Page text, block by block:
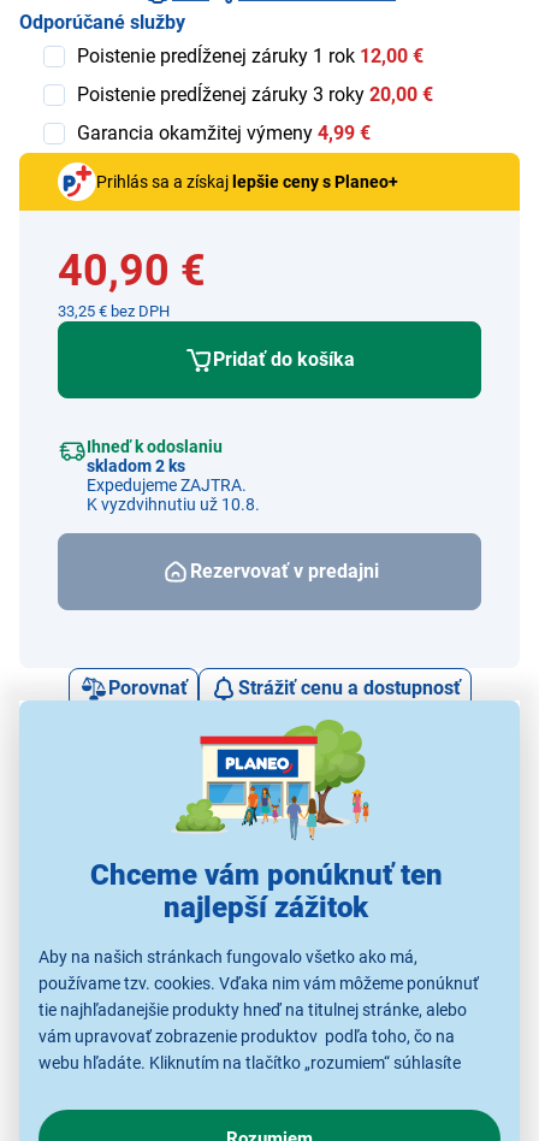
Chceme vám ponúknuť ten
najlepší zážitok
Aby na našich stránkach fungovalo všetko ako má,
používame tzv. cookies. Vďaka nim vám môžeme ponúknuť
tie najhľadanejšie produkty hneď na titulnej stránke, alebo
vám upravovať zobrazenie produktov podľa toho, čo na
webu hľadáte. Kliknutím na tlačítko „rozumiem“ súhlasíte
o chovaní na webe pre zobrazovaní cielených reklám.
Odporúčané služby
Poistenie predĺženej záruky 1 rok 12,00 €
Poistenie predĺženej záruky 3 roky 20,00 €
Garancia okamžitej výmeny 4,99 €
Prihlás sa a získaj lepšie ceny s Planeo+
40,90 €
33,25 € bez DPH
Pridať do košíka
Ihneď k odoslaniu
skladom 2 ks
Expedujeme ZAJTRA.
K vyzdvihnutiu už 10.8.
Rezervovať v predajni
Porovnať Strážiť cenu a dostupnosť
Alternatívy k tomuto produktu
77,90 €
ETA 0426 90000 Combi
59,90 €
ETA 3427 90000 Handy
65,90 €